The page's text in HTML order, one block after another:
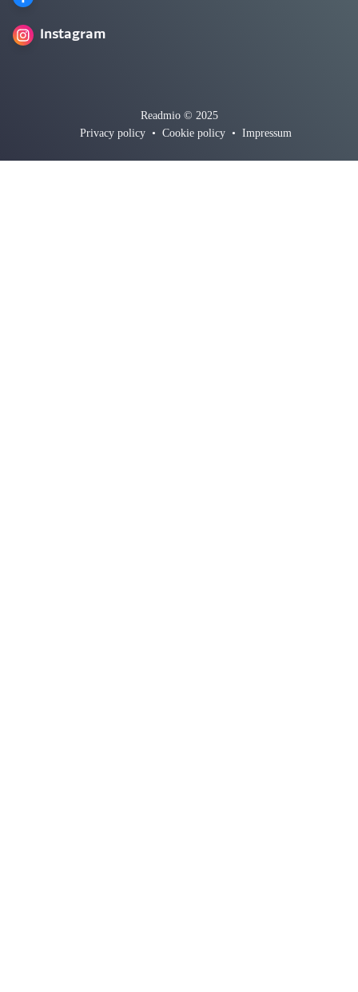
Instagram
Readmio © 2025
Privacy policy • Cookie policy • Impressum